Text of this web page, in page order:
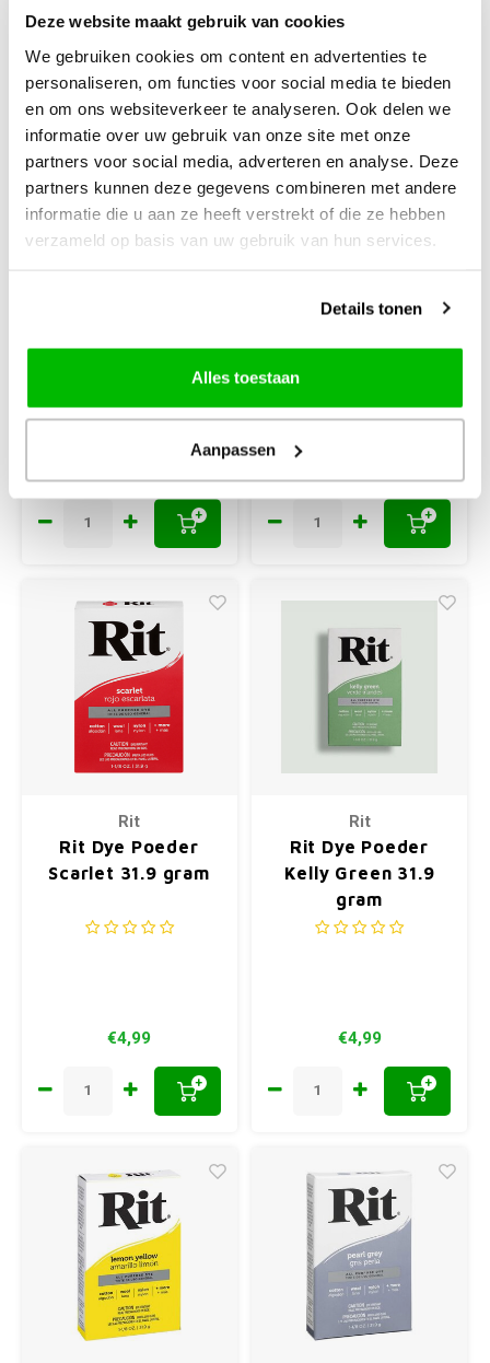
Deze website maakt gebruik van cookies
We gebruiken cookies om content en advertenties te
personaliseren, om functies voor social media te bieden
en om ons websiteverkeer te analyseren. Ook delen we
informatie over uw gebruik van onze site met onze
partners voor social media, adverteren en analyse. Deze
partners kunnen deze gegevens combineren met andere
informatie die u aan ze heeft verstrekt of die ze hebben
verzameld op basis van uw gebruik van hun services.
Details tonen
Alles toestaan
Aanpassen
Rit
+
Rit
Royal Blue 31.9
+
Rit
Rit Dye Poeder
Scarlet 31.9 gram
€4,99
+
Rit
Rit Dye Poeder
Kelly Green 31.9
gram
€4,99
+